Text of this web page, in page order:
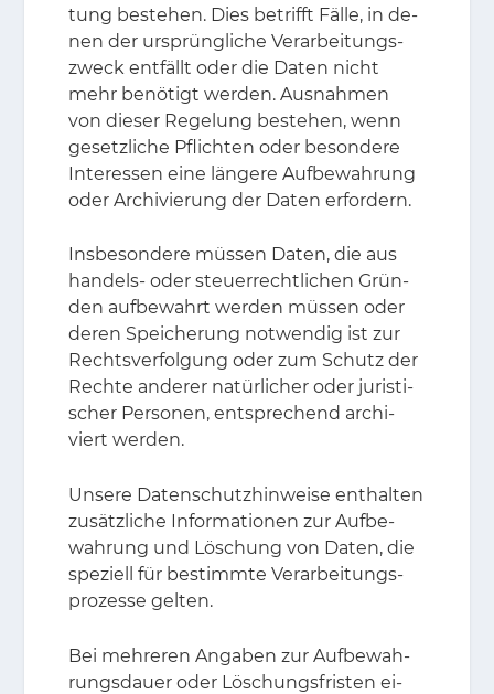
tung be­ste­hen. Dies be­trifft Fäl­le, in de­
nen der ur­sprüng­li­che Ver­ar­bei­tungs­
zweck ent­fällt oder die Da­ten nicht
mehr be­nö­tigt wer­den. Aus­nah­men
von die­ser Re­ge­lung be­ste­hen, wenn
ge­setz­li­che Pflich­ten oder be­son­de­re
In­ter­es­sen eine län­ge­re Auf­be­wah­rung
oder Ar­chi­vie­rung der Da­ten er­for­dern.
Ins­be­son­de­re müs­sen Da­ten, die aus
han­dels- oder steu­er­recht­li­chen Grün­
den auf­be­wahrt wer­den müs­sen oder
de­ren Spei­che­rung not­wen­dig ist zur
Rechts­ver­fol­gung oder zum Schutz der
Rech­te an­de­rer na­tür­li­cher oder ju­ris­ti­
scher Per­so­nen, ent­spre­chend ar­chi­
viert wer­den.
Un­se­re Da­ten­schutz­hin­wei­se ent­hal­ten
zu­sätz­li­che In­for­ma­tio­nen zur Auf­be­
wah­rung und Lö­schung von Da­ten, die
spe­zi­ell für be­stimm­te Ver­ar­bei­tungs­
pro­zes­se gel­ten.
Bei meh­re­ren An­ga­ben zur Auf­be­wah­
rungs­dau­er oder Lö­schungs­fris­ten ei­